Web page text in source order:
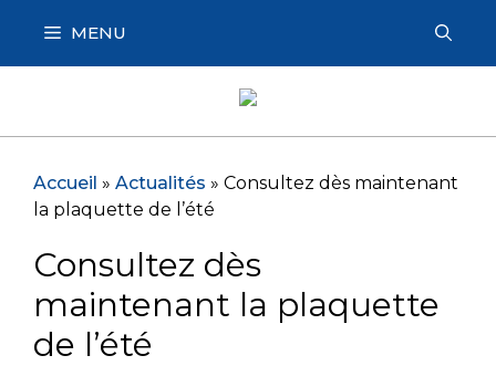
contenu
MENU
Accueil » Actualités » Consultez dès maintenant
la plaquette de l’été
Consultez dès
maintenant la plaquette
de l’été